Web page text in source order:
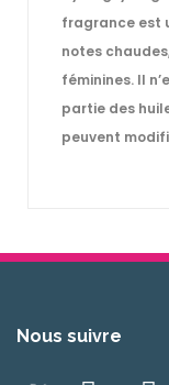
fragrance est
notes
féminines. Il
partie des
peuvent
Nous suivre